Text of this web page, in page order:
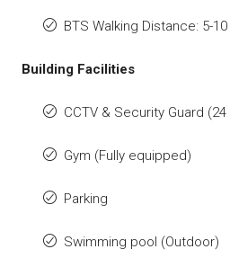
BTS Walking Distance: 5-
Building Facilities
CCTV & Security Guard (24
Gym (Fully equipped)
Parking
Swimming pool (Outdoor)